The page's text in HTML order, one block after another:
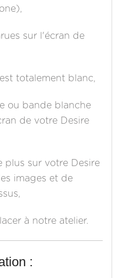
sur l'écran de
totalement blanc,
ou bande blanche
de votre Desire
plus sur votre Desire
images et de
à notre atelier.
: